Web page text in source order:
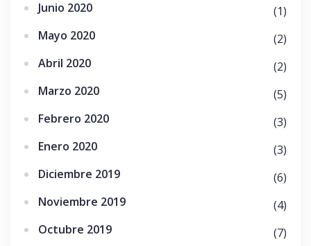
Junio 2020
(1)
Mayo 2020
(2)
Abril 2020
(2)
Marzo 2020
(5)
Febrero 2020
(3)
Enero 2020
(3)
Diciembre 2019
(6)
Noviembre 2019
(4)
Octubre 2019
(7)